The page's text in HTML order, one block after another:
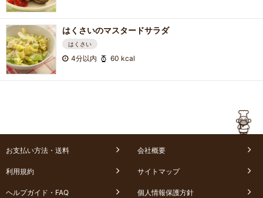
はくさいのマスタードサラダ
はくさい
4分以内 60 kcal
お支払い方法・送料 会社概要
利用規約 サイトマップ
ヘルプガイド・FAQ 個人情報保護方針